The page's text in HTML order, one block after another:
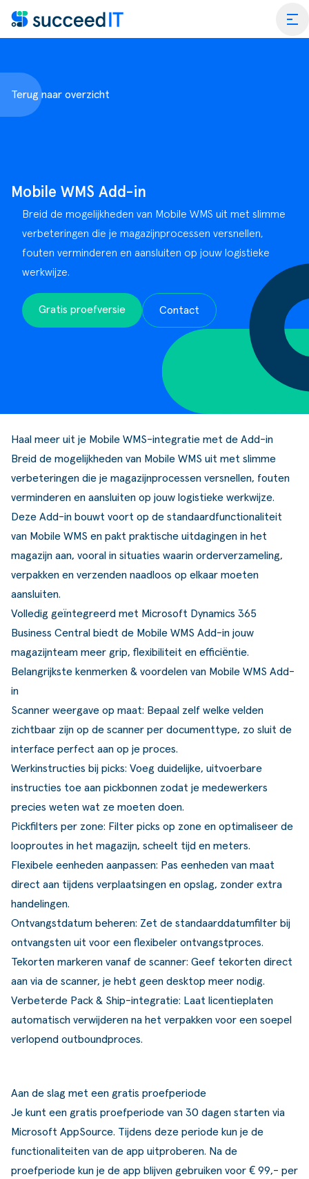
Academy
Apps
Scanning
Factuurverwerking
Transportorders
Workflow
Voorraad management &
Documenten aanpassen
Webinars & Events
Business Central Trainingen
SucceedIT
aanpak
partners
Terug naar overzicht
Mobile WMS Add-in
Breid de mogelijkheden van Mobile WMS uit met slimme
verbeteringen die je magazijnprocessen versnellen,
fouten verminderen en aansluiten op jouw logistieke
werkwijze.
Gratis proefversie Contact
Haal meer uit je Mobile WMS-integratie met de Add-in
Breid de mogelijkheden van Mobile WMS uit met slimme
verbeteringen die je magazijnprocessen versnellen, fouten
verminderen en aansluiten op jouw logistieke werkwijze.
Deze Add-in bouwt voort op de standaardfunctionaliteit
van Mobile WMS en pakt praktische uitdagingen in het
magazijn aan, vooral in situaties waarin orderverzameling,
verpakken en verzenden naadloos op elkaar moeten
aansluiten.
Volledig geïntegreerd met Microsoft Dynamics 365
Business Central biedt de Mobile WMS Add-in jouw
magazijnteam meer grip, flexibiliteit en efficiëntie.
Belangrijkste kenmerken & voordelen van Mobile WMS Add-
in
Scanner weergave op maat: Bepaal zelf welke velden
zichtbaar zijn op de scanner per documenttype, zo sluit de
interface perfect aan op je proces.
Werkinstructies bij picks: Voeg duidelijke, uitvoerbare
instructies toe aan pickbonnen zodat je medewerkers
precies weten wat ze moeten doen.
Pickfilters per zone: Filter picks op zone en optimaliseer de
looproutes in het magazijn, scheelt tijd en meters.
Flexibele eenheden aanpassen: Pas eenheden van maat
direct aan tijdens verplaatsingen en opslag, zonder extra
handelingen.
Ontvangstdatum beheren: Zet de standaarddatumfilter bij
ontvangsten uit voor een flexibeler ontvangstproces.
Tekorten markeren vanaf de scanner: Geef tekorten direct
aan via de scanner, je hebt geen desktop meer nodig.
Verbeterde Pack & Ship-integratie: Laat licentieplaten
automatisch verwijderen na het verpakken voor een soepel
verlopend outboundproces.
Aan de slag met een gratis proefperiode
Je kunt een gratis proefperiode van 30 dagen starten via
Microsoft AppSource. Tijdens deze periode kun je de
functionaliteiten van de app uitproberen. Na de
proefperiode kun je de app blijven gebruiken voor € 99,- per